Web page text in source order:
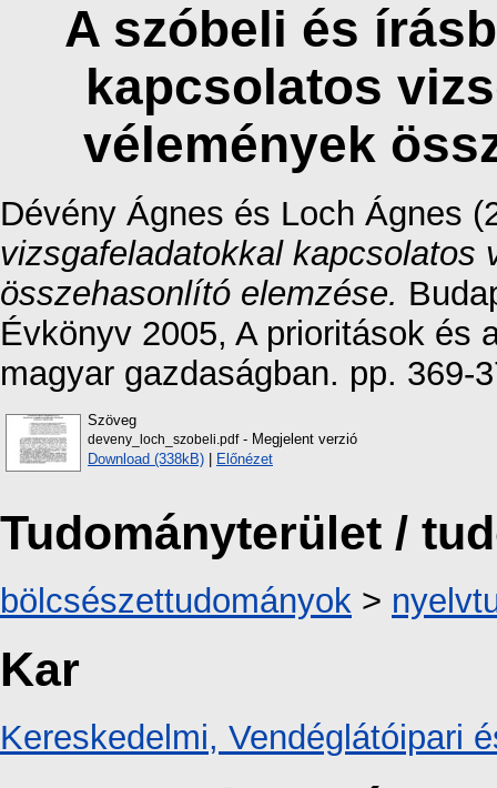
A szóbeli és
kapcsolatos
vélemények
Dévény Ágnes és Loch Ágnes
vizsgafeladatokkal kapcsolatos
összehasonlító elemzése.
Évkönyv 2005, A prioritások és
magyar gazdaságban. pp. 369-
Szöveg
deveny_loch_szobeli.pdf- Megjelent verzió
Download (338kB) | Előnézet
Tudományterület /
bölcsészettudományok >
Kar
Kereskedelmi, Vendéglátóipari